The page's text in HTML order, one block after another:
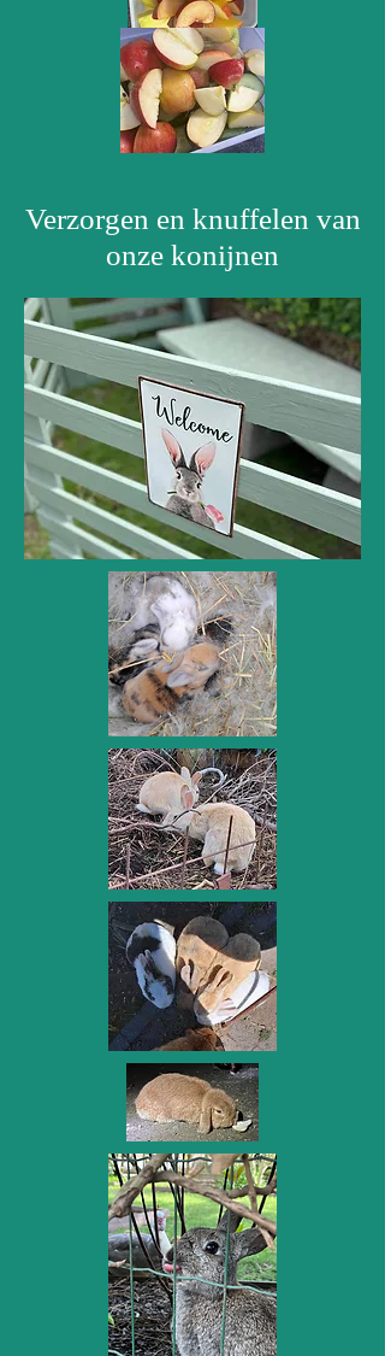
Verzorgen en knuffelen van
onze konijnen